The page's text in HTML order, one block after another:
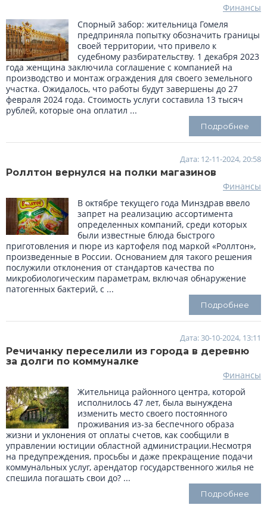
Финансы
Спорный забор: жительница Гомеля
предприняла попытку обозначить границы
своей территории, что привело к
судебному разбирательству. 1 декабря 2023
года женщина заключила соглашение с компанией на
производство и монтаж ограждения для своего земельного
участка. Ожидалось, что работы будут завершены до 27
февраля 2024 года. Стоимость услуги составила 13 тысяч
рублей, которые она оплатил ...
Подробнее
Дата: 12-11-2024, 20:58
Роллтон вернулся на полки магазинов
Финансы
В октябре текущего года Минздрав ввело
запрет на реализацию ассортимента
определенных компаний, среди которых
были известные блюда быстрого
приготовления и пюре из картофеля под маркой «Роллтон»,
произведенные в России. Основанием для такого решения
послужили отклонения от стандартов качества по
микробиологическим параметрам, включая обнаружение
патогенных бактерий, с ...
Подробнее
Дата: 30-10-2024, 13:11
Речичанку переселили из города в деревню
за долги по коммуналке
Финансы
Жительница районного центра, которой
исполнилось 47 лет, была вынуждена
изменить место своего постоянного
проживания из-за беспечного образа
жизни и уклонения от оплаты счетов, как сообщили в
управлении юстиции областной администрации.Несмотря
на предупреждения, просьбы и даже прекращение подачи
коммунальных услуг, арендатор государственного жилья не
спешила погашать свои до? ...
Подробнее